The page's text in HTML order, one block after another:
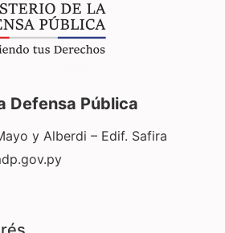
Defensa Pública
y Alberdi – Edif. Safira